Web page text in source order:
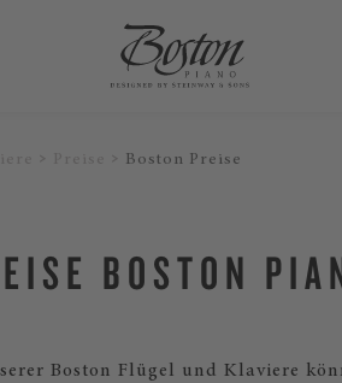
Boston Preise
BOSTON
Boston Flügel und Klaviere